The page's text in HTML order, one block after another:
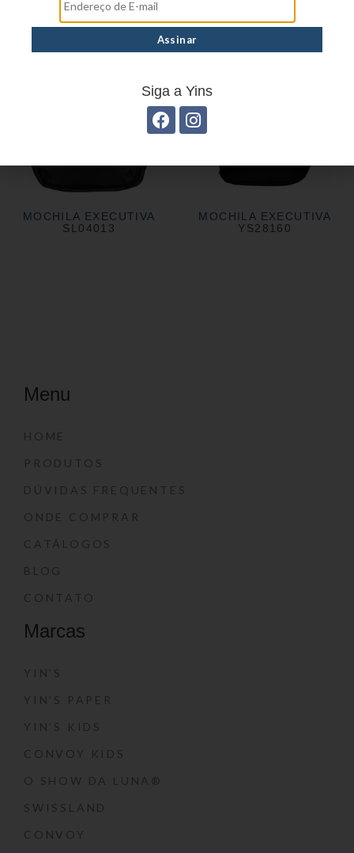
MOCHILA EXECUTIVA
SL04013
MOCHILA EXECUTIVA
YS28160
Menu
HOME
PRODUTOS
DÚVIDAS FREQUENTES
ONDE COMPRAR
CATÁLOGOS
BLOG
CONTATO
Marcas
YIN’S
YIN’S PAPER
YIN’S KIDS
CONVOY KIDS
O SHOW DA LUNA®
SWISSLAND
CONVOY
Siga a Yins